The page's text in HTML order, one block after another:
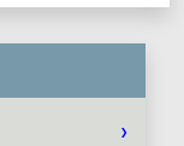
›